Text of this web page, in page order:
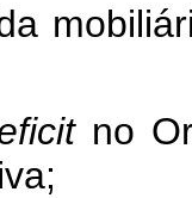
no